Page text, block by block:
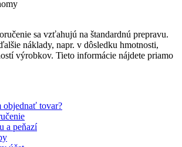
sa vzťahujú na štandardnú prepravu.
náklady, napr. v dôsledku hmotnosti,
výrobkov. Tieto informácie nájdete priamo
objednať tovar?
a peňazí